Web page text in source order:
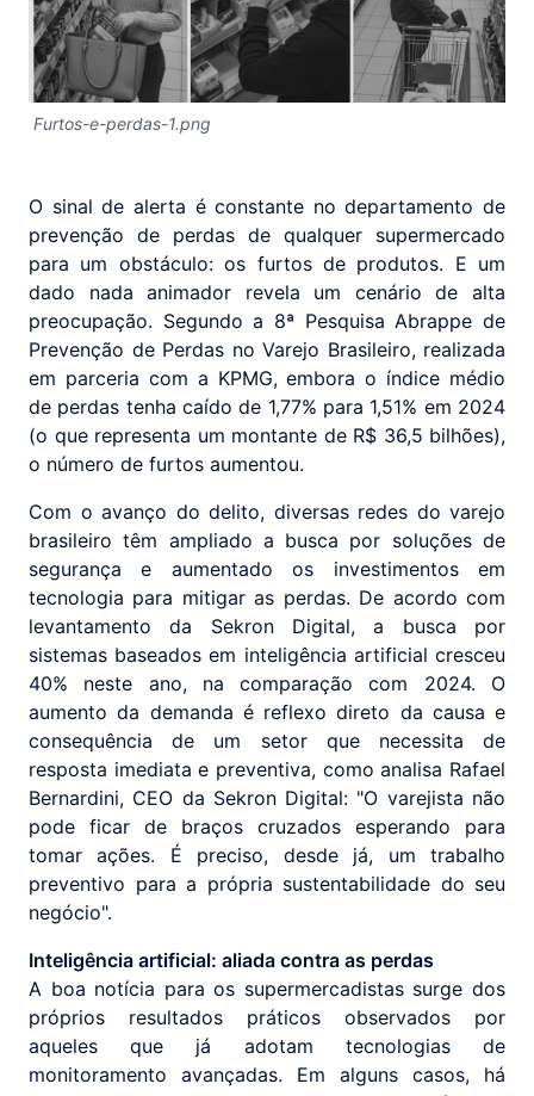
Furtos-e-perdas-1.png
O sinal de alerta é constante no departamento de
prevenção de perdas de qualquer supermercado
para um obstáculo: os furtos de produtos. E um
dado nada animador revela um cenário de alta
preocupação. Segundo a 8ª Pesquisa Abrappe de
Prevenção de Perdas no Varejo Brasileiro, realizada
em parceria com a KPMG, embora o índice médio
de perdas tenha caído de 1,77% para 1,51% em 2024
(o que representa um montante de R$ 36,5 bilhões),
o número de furtos aumentou.
Com o avanço do delito, diversas redes do varejo
brasileiro têm ampliado a busca por soluções de
segurança e aumentado os investimentos em
tecnologia para mitigar as perdas. De acordo com
levantamento da Sekron Digital, a busca por
sistemas baseados em inteligência artificial cresceu
40% neste ano, na comparação com 2024. O
aumento da demanda é reflexo direto da causa e
consequência de um setor que necessita de
resposta imediata e preventiva, como analisa Rafael
Bernardini, CEO da Sekron Digital: "O varejista não
pode ficar de braços cruzados esperando para
tomar ações. É preciso, desde já, um trabalho
preventivo para a própria sustentabilidade do seu
negócio".
Inteligência artificial: aliada contra as perdas
A boa notícia para os supermercadistas surge dos
próprios resultados práticos observados por
aqueles que já adotam tecnologias de
monitoramento avançadas. Em alguns casos, há